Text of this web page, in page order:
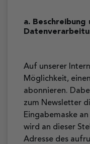
a.
Auf unserer
Möglichkeit,
abonnieren.
zum Newsletter
Eingabemaske
wird an dieser
Adresse des